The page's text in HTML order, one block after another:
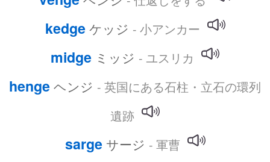
kedge ケッジ - 小アンカー
midge ミッジ - ユスリカ
henge ヘンジ - 英国にある石柱・立石の環列
遺跡
sarge サージ - 軍曹